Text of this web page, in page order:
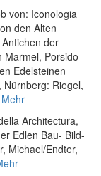
von: Iconologia
den Alten
der
Marmel, Porsido-
Edelsteinen
, Nürnberg: Riegel,
Mehr
Architectura,
Edlen Bau- Bild-
Michael/Endter,